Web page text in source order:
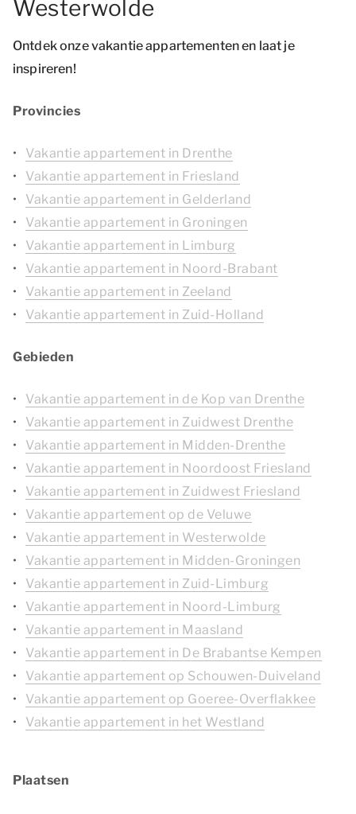
Westerwolde
Ontdek onze vakantie appartementen en laat je
inspireren!
Provincies
Vakantie appartement in Drenthe
Vakantie appartement in Friesland
Vakantie appartement in Gelderland
Vakantie appartement in Groningen
Vakantie appartement in Limburg
Vakantie appartement in Noord-Brabant
Vakantie appartement in Zeeland
Vakantie appartement in Zuid-Holland
Gebieden
Vakantie appartement in de Kop van Drenthe
Vakantie appartement in Zuidwest Drenthe
Vakantie appartement in Midden-Drenthe
Vakantie appartement in Noordoost Friesland
Vakantie appartement in Zuidwest Friesland
Vakantie appartement op de Veluwe
Vakantie appartement in Westerwolde
Vakantie appartement in Midden-Groningen
Vakantie appartement in Zuid-Limburg
Vakantie appartement in Noord-Limburg
Vakantie appartement in Maasland
Vakantie appartement in De Brabantse Kempen
Vakantie appartement op Schouwen-Duiveland
Vakantie appartement op Goeree-Overflakkee
Vakantie appartement in het Westland
Plaatsen